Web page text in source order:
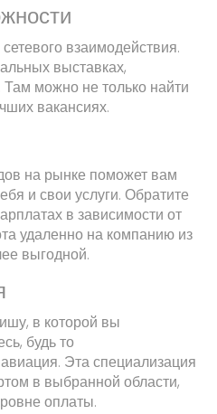
взаимодействия.
выставках,
можно не только найти
вакансиях.
на рынке поможет вам
и свои услуги. Обратите
в зависимости от
удаленно на компанию из
выгодной.
в которой вы
будь то
Эта специализация
в выбранной области,
оплаты.